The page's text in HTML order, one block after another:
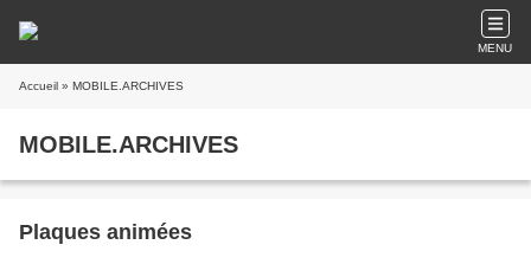
MENU
Accueil » MOBILE.ARCHIVES
MOBILE.ARCHIVES
Plaques animées